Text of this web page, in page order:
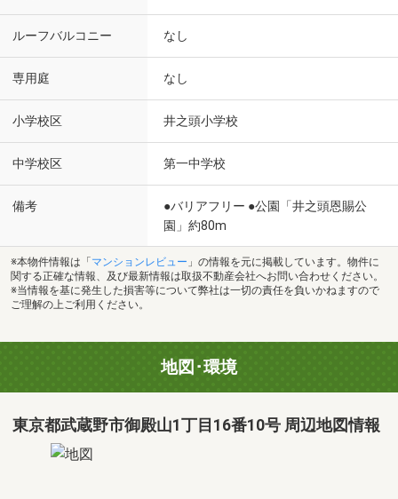
ルーフバルコニー なし
専用庭 なし
小学校区 井之頭小学校
中学校区 第一中学校
備考
●バリアフリー ●公園「井之頭恩賜公
園」約80m
※本物件情報は「 マンションレビュー 」の情報を元に掲載しています。物件に
関する正確な情報、及び最新情報は取扱不動産会社へお問い合わせください。
※当情報を基に発生した損害等について弊社は一切の責任を負いかねますので
ご理解の上ご利用ください。
地図･環境
東京都武蔵野市御殿山1丁目16番10号 周辺地図情報